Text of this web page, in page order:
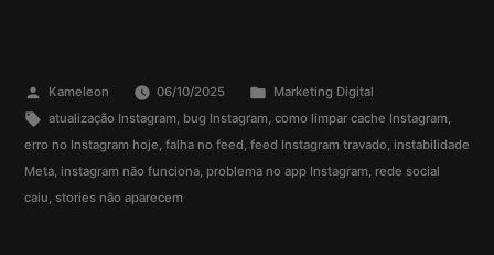
Kameleon 06/10/2025
Marketing Digital
atualização Instagram, bug Instagram, como limpar cache Instagram,
erro no Instagram hoje, falha no feed, feed Instagram travado, instabilidade
Meta, instagram não funciona, problema no app Instagram, rede social
caiu, stories não aparecem